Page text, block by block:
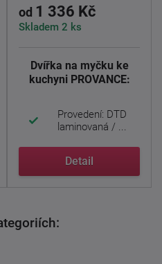
od 1 336 Kč
Skladem 2 ks
Dvířka na myčku ke
kuchyni PROVANCE:
Provedení: DTD
laminovaná / ...
Detail